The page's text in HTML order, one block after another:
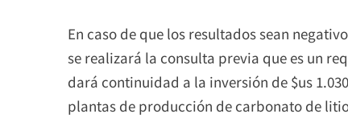
En caso de que los resultados sean
se realizará la consulta previa que es un
dará continuidad a la inversión de $us
plantas de producción de carbonato de